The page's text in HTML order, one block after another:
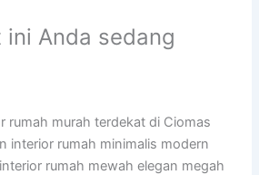
ini Anda sedang
rumah murah terdekat di Ciomas
interior rumah minimalis modern
rumah mewah elegan megah